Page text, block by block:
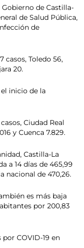
Gobierno de Castilla-
de Salud Pública,
de
casos, Toledo 56,
20.
inicio de la
Ciudad Real
y Cuenca 7.829.
Castilla-La
a 14 días de 465,99
nacional de 470,26.
es más baja
por 200,83
COVID-19 en